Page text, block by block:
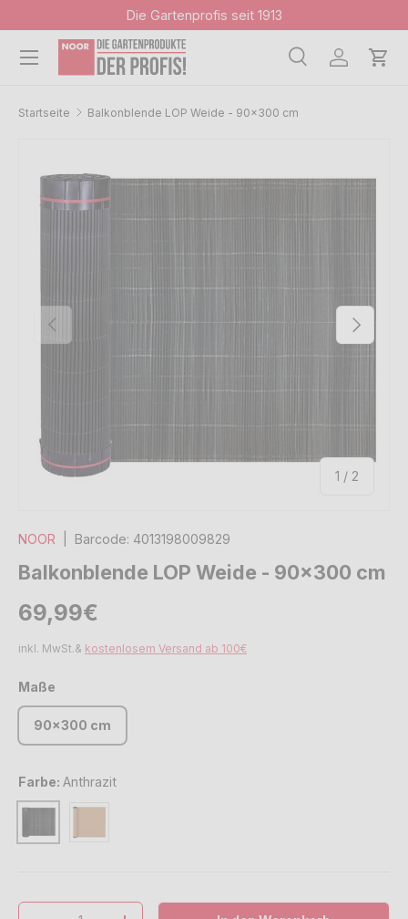
Direkt zum Inhalt
Die Gartenprofis seit 1913
SucheEinloggen
Menü
Startseite Balkonblende LOP Weide - 90x300 cm
Zu Produktinformationen springen
Vorherige
1 / von
2
Nächste
NOOR Barcode: 4013198009829
Balkonblende LOP Weide - 90x300 cm
Normaler Preis
69,99€
inkl. MwSt.& kostenlosem Versand ab 100€
Maße
90x300 cm
Farbe: Anthrazit
AnthrazitBambus
Anzahl